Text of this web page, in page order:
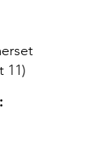
11)